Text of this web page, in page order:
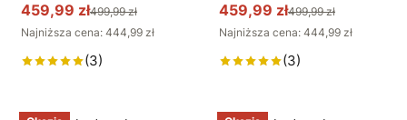
459,99 zł499,99 zł
Najniższa cena: 444,99 zł
(3)
459,99 zł499,99 zł
Najniższa cena: 444,99 zł
(3)